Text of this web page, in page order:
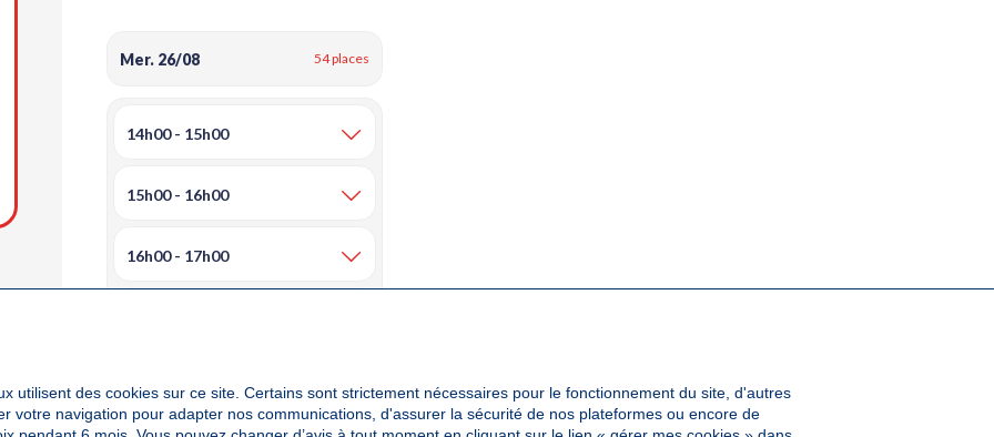
Mer. 26/08 54 places
14h00 - 15h00
15h00 - 16h00
16h00 - 17h00
utilisent des cookies sur ce site. Certains sont strictement nécessaires pour le fonctionnement du site, d'autres
votre navigation pour adapter nos communications, d'assurer la sécurité de nos plateformes ou encore de